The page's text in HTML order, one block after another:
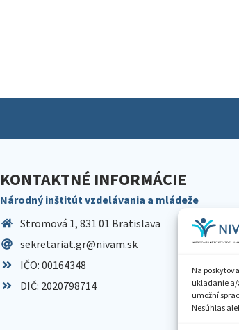
Na
ukladanie a/
umožní
Nesúhlas
KONTAKTNÉ INFORMÁCIE
Národný inštitút vzdelávania a mládeže
Stromová 1, 831 01 Bratislava
sekretariat.gr@nivam.sk
IČO: 00164348
DIČ: 2020798714